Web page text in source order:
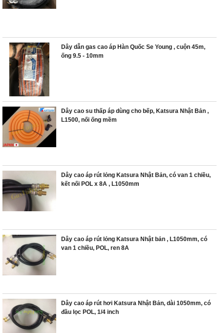
Dây dẫn gas cao áp Hàn Quốc Se Young , cuộn 45m,
ống 9.5 - 10mm
Dây cao su thấp áp dùng cho bếp, Katsura Nhật Bản ,
L1500, nối ống mềm
Dây cao áp rút lỏng Katsura Nhật Bản, có van 1 chiều,
kết nối POL x 8A , L1050mm
Dây cao áp rút lỏng Katsura Nhật bản , L1050mm, có
van 1 chiều, POL, ren 8A
Dây cao áp rút hơi Katsura Nhật Bản, dài 1050mm, có
đầu lọc POL, 1/4 inch